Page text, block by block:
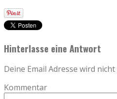
Hinterlasse eine Antwort
Deine Email Adresse wird
Kommentar